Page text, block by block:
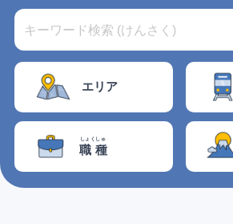
エリア
職種
しょくしゅ